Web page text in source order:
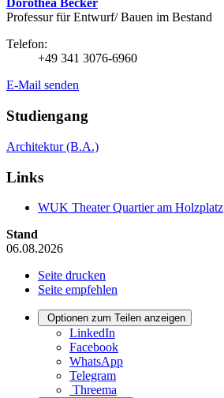
Dorothea Becker
Professur für Entwurf/ Bauen im Bestand
Telefon:
+49 341 3076-6960
E-Mail senden
Studiengang
Architektur (B.A.)
Links
WUK Theater Quartier am Holzplatz
Stand
06.08.2026
Seite drucken
Seite empfehlen
Optionen zum Teilen anzeigen
LinkedIn
Facebook
WhatsApp
Telegram
Threema